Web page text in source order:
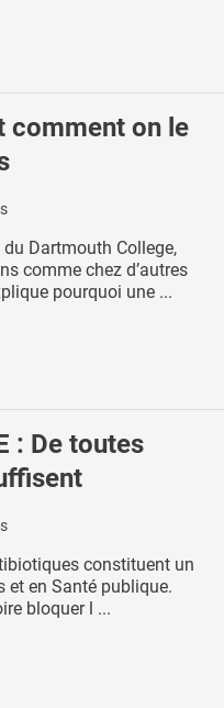
comment on le
du Dartmouth College,
comme chez d’autres
pourquoi une ...
: De toutes
constituent un
et en Santé publique.
bloquer l ...